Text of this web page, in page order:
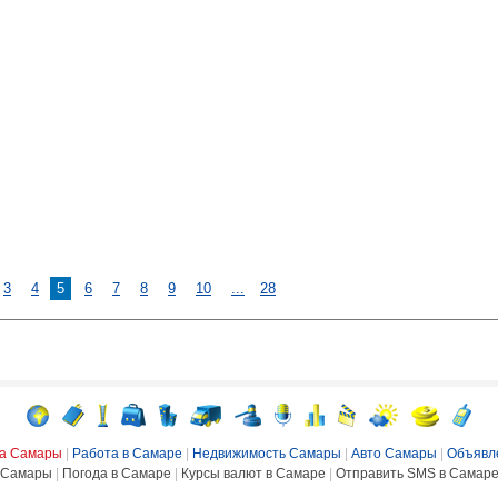
3 4 5 6 7 8 9 10 ... 28
Самары Работа в Самаре Недвижимость Самары Авто Самары
Самары
Погода в Самаре Курсы валют в Самаре Отправить SMS в Самаре